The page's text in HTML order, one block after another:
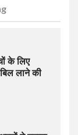
के लिए
लाने की